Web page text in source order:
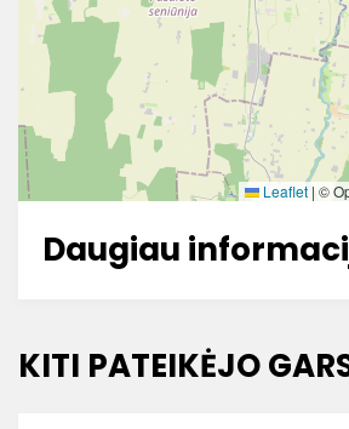
Leaflet | ©
Daugiau
KITI PATEIKĖJO